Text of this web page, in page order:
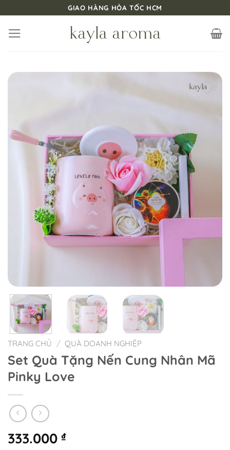
nội
GIAO HÀNG HỎA TỐC HCM
TRANG CHỦ / QUÀ DOANH NGHIỆP
Set Quà Tặng Nến Cung Nhân Mã
Pinky Love
333.000 ₫